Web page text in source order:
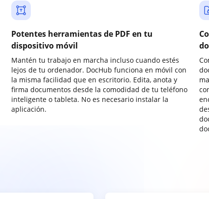
Potentes herramientas de PDF en tu
dispositivo móvil
Mantén tu trabajo en marcha incluso cuando estés
lejos de tu ordenador. DocHub funciona en móvil con
la misma facilidad que en escritorio. Edita, anota y
firma documentos desde la comodidad de tu teléfono
inteligente o tableta. No es necesario instalar la
aplicación.